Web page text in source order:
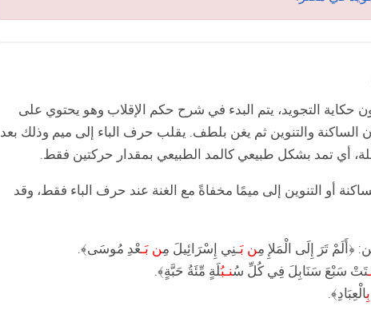
التجويد، يتم البدء في شرح حكم الإقلاب وهو يحتوي على
والتنوين ثم يغن بلطف. يقلب حرف الباء إلى ميم وذلك بعد
أي تمد بشكل طبيعي كالمد الطبيعي بمقدار حركتين فقط.
أو التنوين إلى ميمًا مخفاةً مع الغنة عند حرف الباء فقط، وقد
﴿أَلَمْ تَرَ إِلَى الْمَلإِ مِن بَـنِي إِسْرَائِيلَ مِن بَـعْدِ مُوسَى﴾.
تَتْ سَبْعَ سَنَابِلَ فِي كُلِّ سُنـبُلَةٍ مِّئَةُ حَبَّةٍ﴾.
الْعِبَادِ﴾.